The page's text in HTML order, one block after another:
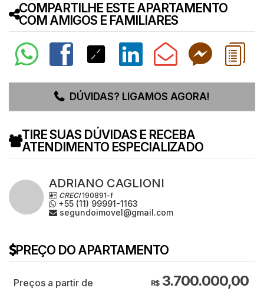
COMPARTILHE ESTE APARTAMENTO
COM AMIGOS E FAMILIARES
DÚVIDAS? LIGAMOS AGORA!
TIRE SUAS DÚVIDAS E RECEBA
ATENDIMENTO ESPECIALIZADO
ADRIANO CAGLIONI
CRECI190891-f
+55 (11) 99991-1163
segundoimovel@gmail.com
PREÇO DO APARTAMENTO
R$3.700.000,00